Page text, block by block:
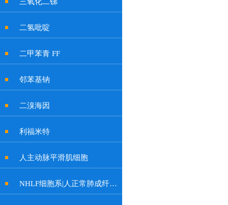
二氢吡啶
二甲苯青 FF
邻苯基钠
二溴海因
利福米特
人主动脉平滑肌细胞
NHLF细胞系|人正常肺成纤维细胞